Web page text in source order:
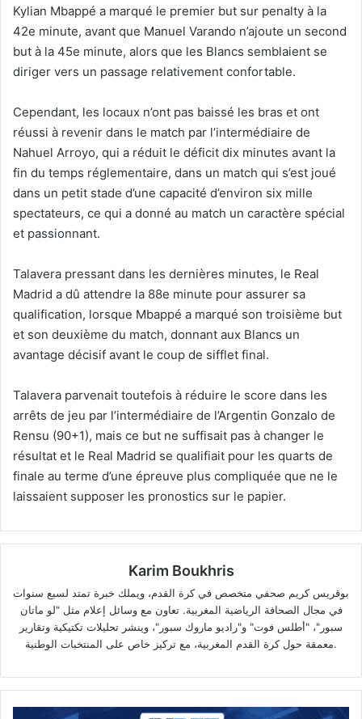
Kylian Mbappé a marqué le premier but sur penalty à la
42e minute, avant que Manuel Varando n’ajoute un second
but à la 45e minute, alors que les Blancs semblaient se
diriger vers un passage relativement confortable.
Cependant, les locaux n’ont pas baissé les bras et ont
réussi à revenir dans le match par l’intermédiaire de
Nahuel Arroyo, qui a réduit le déficit dix minutes avant la
fin du temps réglementaire, dans un match qui s’est joué
dans un petit stade d’une capacité d’environ six mille
spectateurs, ce qui a donné au match un caractère spécial
et passionnant.
Talavera pressant dans les dernières minutes, le Real
Madrid a dû attendre la 88e minute pour assurer sa
qualification, lorsque Mbappé a marqué son troisième but
et son deuxième du match, donnant aux Blancs un
avantage décisif avant le coup de sifflet final.
Talavera parvenait toutefois à réduire le score dans les
arrêts de jeu par l’intermédiaire de l’Argentin Gonzalo de
Rensu (90+1), mais ce but ne suffisait pas à changer le
résultat et le Real Madrid se qualifiait pour les quarts de
finale au terme d’une épreuve plus compliquée que ne le
laissaient supposer les pronostics sur le papier.
Karim Boukhris
بوقريس كريم صحفي متخصص في كرة القدم، ويملك خبرة تمتد لسبع سنوات
في مجال الصحافة الرياضية المغربية. تعاون مع وسائل إعلام مثل "لو ماتان
سبور"، "أطلس فوت" و"راديو ماروك سبور"، وينشر تحليلات تكتيكية وتقارير
معمقة حول كرة القدم المغربية، مع تركيز خاص على المنتخبات الوطنية.